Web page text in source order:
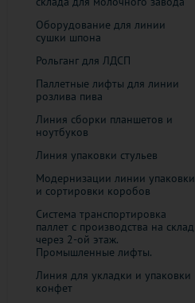
Оборудование для линии
сушки шпона
Рольганг для ЛДСП
Паллетные лифты для линии
розлива пива
Линия сборки планшетов и
ноутбуков
Линия упаковки стульев
Модернизации линии упаковки
и сортировки коробов
Система транспортировка
паллет с производства на склад
через 2-ой этаж.
Промышленные лифты.
Линия для укладки и упаковки
конфет